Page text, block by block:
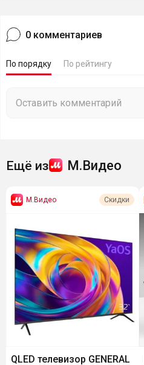
0 комментариев
По порядку По рейтингу
Ещё из М.Видео
М.Видео Скидки
QLED телевизор GENERAL